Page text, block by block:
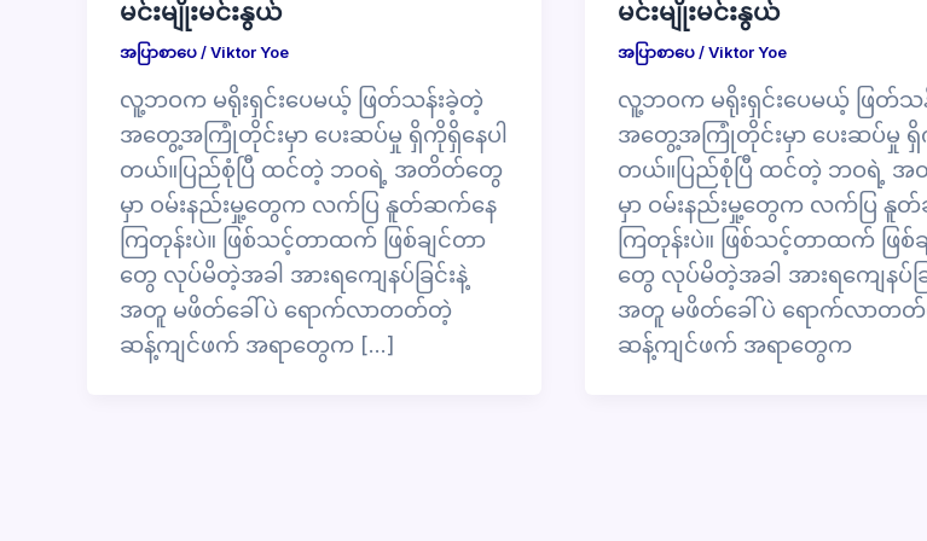
မင်းမျိုးမင်းနွယ်
အပြာစာပေ/Viktor Yoe
လူ့ဘဝက မရိုးရှင်းပေမယ့် ဖြတ်သန်းခဲ့တဲ့
အတွေ့အကြုံတိုင်းမှာ ပေးဆပ်မှု ရှိကိုရှိနေပါ
တယ်။ပြည်စုံပြီ ထင်တဲ့ ဘဝရဲ့ အတိတ်တွေ
မှာ ဝမ်းနည်းမှု့တွေက လက်ပြ နူတ်ဆက်နေ
ကြတုန်းပဲ။ ဖြစ်သင့်တာထက် ဖြစ်ချင်တာ
တွေ လုပ်မိတဲ့အခါ အားရကျေနပ်ခြင်းနဲ့
အတူ မဖိတ်ခေါ်ပဲ ရောက်လာတတ်တဲ့
ဆန့်ကျင်ဖက် အရာတွေက […]
မင်းမျိုးမင်းနွယ်
အပြာစာပေ/Viktor Yoe
လူ့ဘဝက မရိုးရှင်းပေမယ့် ဖြတ်သ
အတွေ့အကြုံတိုင်းမှာ ပေးဆပ်မှု ရှိ
တယ်။ပြည်စုံပြီ ထင်တဲ့ ဘဝရဲ့
မှာ ဝမ်းနည်းမှု့တွေက လက်ပြ နူ
ကြတုန်းပဲ။ ဖြစ်သင့်တာထက် ဖြစ်
တွေ လုပ်မိတဲ့အခါ အားရကျေနပ်ခ
အတူ မဖိတ်ခေါ်ပဲ ရောက်လာတ
ဆန့်ကျင်ဖက် အရာတွေက